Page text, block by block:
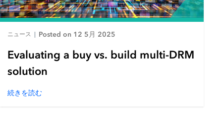
ニュース Posted on 12 5月 2025
Evaluating a buy vs. build multi-DRM
solution
続きを読む